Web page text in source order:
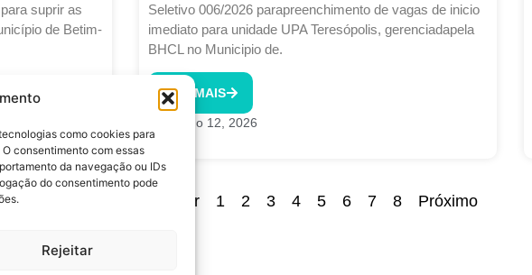
como cookies para
consentimento com essas
da navegação ou IDs
do consentimento pode
Rejeitar
suprir as
de Betim-
Seletivo 006/2026 parapreenchimento de vagas de inicio
imediato para unidade UPA Teresópolis, gerenciadapela
BHCL no Municipio de.
LEIA MAIS
Junho 12, 2026
Voltar 1 2 3 4 5 6 7 8 Próximo